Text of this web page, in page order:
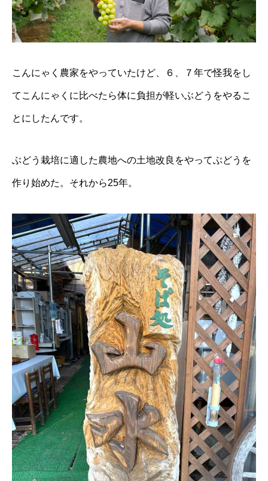
こんにゃく農家をやっていたけど、６、７年で怪我をし
てこんにゃくに比べたら体に負担が軽いぶどうをやるこ
とにしたんです。
ぶどう栽培に適した農地への土地改良をやってぶどうを
作り始めた。それから25年。